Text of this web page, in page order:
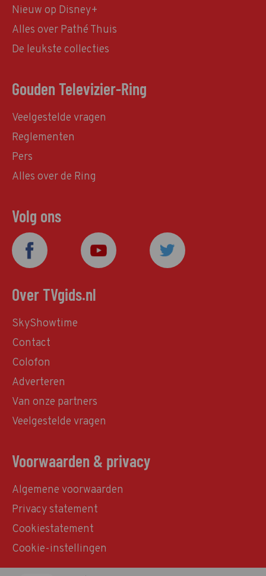
Nieuw op Disney+
Alles over Pathé Thuis
De leukste collecties
Gouden Televizier-Ring
Veelgestelde vragen
Reglementen
Pers
Alles over de Ring
Volg ons
Over TVgids.nl
SkyShowtime
Contact
Colofon
Adverteren
Van onze partners
Veelgestelde vragen
Voorwaarden & privacy
Algemene voorwaarden
Privacy statement
Cookiestatement
Cookie-instellingen